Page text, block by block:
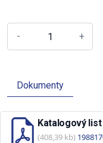
- +
Dokumenty
Katalogový list
(408,39 kb)